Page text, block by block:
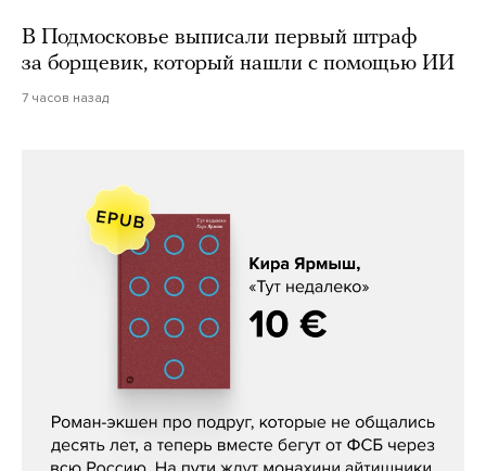
В Подмосковье выписали первый штраф
за борщевик, который нашли с помощью ИИ
7 часов назад
Кира Ярмыш, «Тут недалеко»